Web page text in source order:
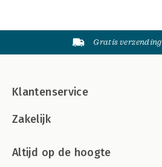
Gratis
Klantenservice
Zakelijk
Altijd op de hoogte